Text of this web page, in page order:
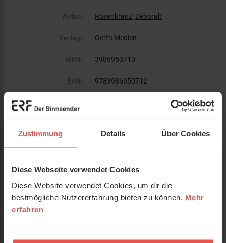
Zustimmung Details Über Cookies
Diese Webseite verwendet Cookies
Diese Website verwendet Cookies, um dir die
bestmögliche Nutzererfahrung bieten zu können. Mehr
erfahren
Autor: Rosenkranz, Déborah
Verlag: Gerth Medien
ISBN: 3986950710
EAN: 9783986950712
Erscheinungsdatum:
Einband: Gebunden
Format: 13,5 x 21,5 cm